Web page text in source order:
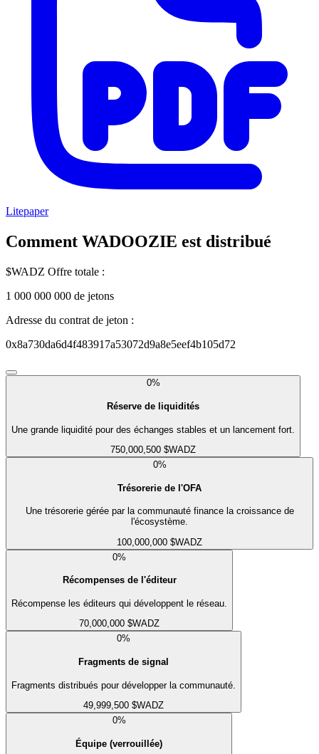
Litepaper
Comment WADOOZIE est distribué
$WADZ Offre totale :
1 000 000 000 de jetons
Adresse du contrat de jeton :
0x8a730da6d4f483917a53072d9a8e5eef4b105d72
0%
Réserve de liquidités
Une grande liquidité pour des échanges stables et un lancement fort.
750,000,500 $WADZ
0%
Trésorerie de l'OFA
Une trésorerie gérée par la communauté finance la croissance de
l'écosystème.
100,000,000 $WADZ
0%
Récompenses de l'éditeur
Récompense les éditeurs qui développent le réseau.
70,000,000 $WADZ
0%
Fragments de signal
Fragments distribués pour développer la communauté.
49,999,500 $WADZ
0%
Équipe (verrouillée)